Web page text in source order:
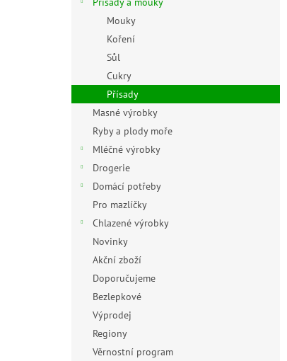
Mouky
Koření
Sůl
Cukry
Přísady
Masné výrobky
Ryby a plody moře
Mléčné výrobky
Drogerie
Domácí potřeby
Pro mazlíčky
Chlazené výrobky
Novinky
Akční zboží
Doporučujeme
Bezlepkové
Výprodej
Regiony
Věrnostní program